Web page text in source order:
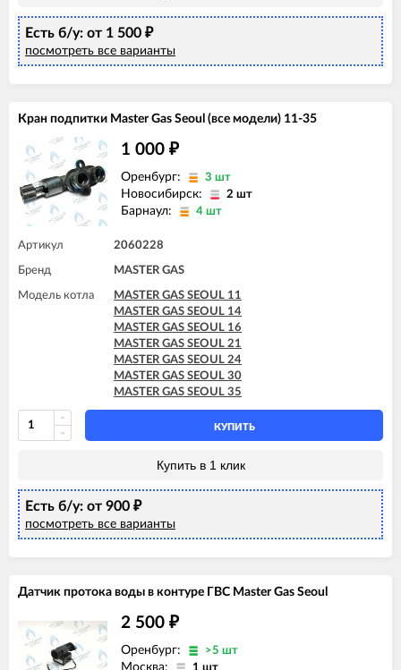
Есть б/у: от 1 500 ₽
посмотреть все варианты
Кран подпитки Master Gas Seoul (все модели) 11-35
1 000 ₽
Оренбург: 3 шт
Новосибирск: 2 шт
Барнаул: 4 шт
Артикул 2060228
Бренд MASTER GAS
Модель котла
MASTER GAS SEOUL 11
MASTER GAS SEOUL 14
MASTER GAS SEOUL 16
MASTER GAS SEOUL 21
MASTER GAS SEOUL 24
MASTER GAS SEOUL 30
MASTER GAS SEOUL 35
КУПИТЬ
Купить в 1 клик
Есть б/у: от 900 ₽
посмотреть все варианты
Датчик протока воды в контуре ГВС Master Gas Seoul
2 500 ₽
Оренбург: >5 шт
Москва: 1 шт